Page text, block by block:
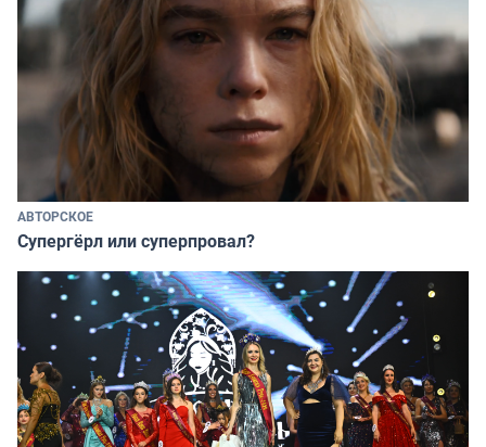
АВТОРСКОЕ
Супергёрл или суперпровал?